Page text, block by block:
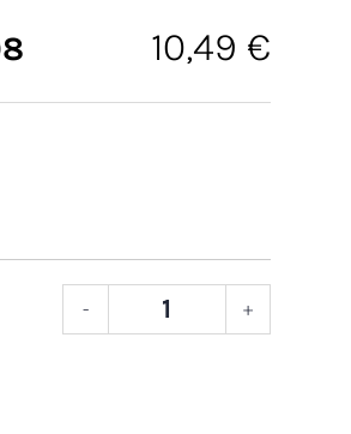
10,49 €
- +